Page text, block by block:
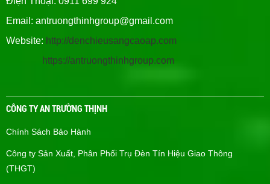
Email: antruongthinhgroup@gmail.com
Website: http://denchieusangcaoap.com
https://antruongthinhgroup.com
CÔNG TY AN TRƯỜNG THỊNH
Chính Sách Bảo Hành
Công ty Sản Xuất, Phân Phối Trụ Đèn Tín Hiệu Giao Thông
(THGT)